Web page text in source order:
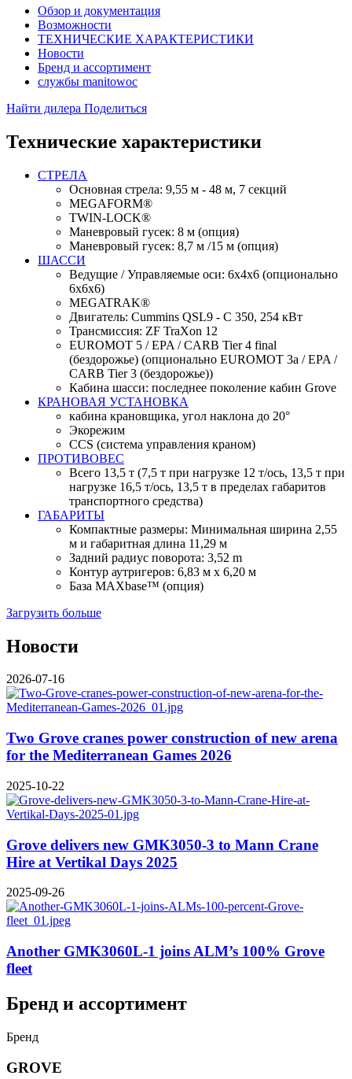
Обзор и документация
Возможности
ТЕХНИЧЕСКИЕ ХАРАКТЕРИСТИКИ
Новости
Бренд и ассортимент
службы manitowoc
Найти дилера Поделиться
Технические характеристики
СТРЕЛА
Основная стрела: 9,55 м - 48 м, 7 секций
MEGAFORM®
TWIN-LOCK®
Маневровый гусек: 8 м (опция)
Маневровый гусек: 8,7 м /15 м (опция)
ШАССИ
Ведущие / Управляемые оси: 6x4x6 (опционально
6x6x6)
MEGATRAK®
Двигатель: Cummins QSL9 - C 350, 254 кВт
Трансмиссия: ZF TraXon 12
EUROMOT 5 / EPA / CARB Tier 4 final
(бездорожье) (опционально EUROMOT 3a / EPA /
CARB Tier 3 (бездорожье))
Кабина шасси: последнее поколение кабин Grove
КРАНОВАЯ УСТАНОВКА
кабина крановщика, угол наклона до 20°
Экорежим
CCS (система управления краном)
ПРОТИВОВЕС
Всего 13,5 т (7,5 т при нагрузке 12 т/ось, 13,5 т при
нагрузке 16,5 т/ось, 13,5 т в пределах габаритов
транспортного средства)
ГАБАРИТЫ
Компактные размеры: Минимальная ширина 2,55
м и габаритная длина 11,29 м
Задний радиус поворота: 3,52 m
Контур аутригеров: 6,83 м x 6,20 м
База MAXbase™ (опция)
Загрузить больше
Новости
2026-07-16
Two Grove cranes power construction of new arena
for the Mediterranean Games 2026
2025-10-22
Grove delivers new GMK3050-3 to Mann Crane
Hire at Vertikal Days 2025
2025-09-26
Another GMK3060L-1 joins ALM’s 100% Grove
fleet
Бренд и ассортимент
Бренд
GROVE